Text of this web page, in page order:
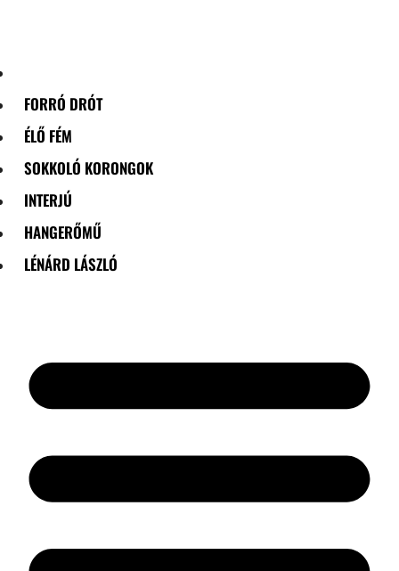
FORRÓ DRÓT
ÉLŐ FÉM
SOKKOLÓ KORONGOK
INTERJÚ
HANGERŐMŰ
LÉNÁRD LÁSZLÓ